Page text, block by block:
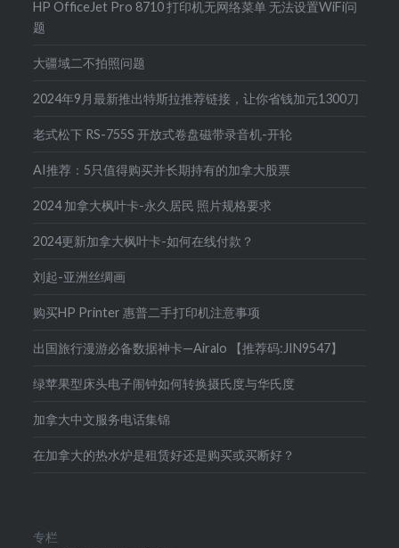
HP OfficeJet Pro 8710 打印机无网络菜单 无法设置WiFi问
题
大疆域二不拍照问题
2024年9月最新推出特斯拉推荐链接，让你省钱加元1300刀
老式松下 RS-755S 开放式卷盘磁带录音机-开轮
AI推荐：5只值得购买并长期持有的加拿大股票
2024 加拿大枫叶卡-永久居民 照片规格要求
2024更新加拿大枫叶卡-如何在线付款？
刘起-亚洲丝绸画
购买HP Printer 惠普二手打印机注意事项
出国旅行漫游必备数据神卡—Airalo 【推荐码:JIN9547】
绿苹果型床头电子闹钟如何转换摄氏度与华氏度
加拿大中文服务电话集锦
在加拿大的热水炉是租赁好还是购买或买断好？
专栏